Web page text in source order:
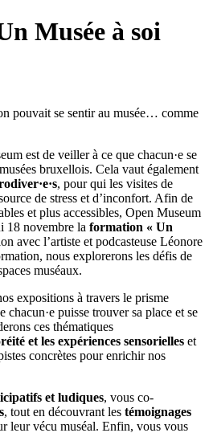
Musée à soi
pouvait se sentir au musée… comme
est de veiller à ce que chacun·e se
bruxellois. Cela vaut également
, pour qui les visites de
de stress et d’inconfort. Afin de
et plus accessibles, Open Museum
18 novembre la formation « Un
avec l’artiste et podcasteuse Léonore
nous explorerons les défis de
muséaux.
expositions à travers le prisme
chacun·e puisse trouver sa place et se
ces thématiques
et les expériences sensorielles et
concrètes pour enrichir nos
et ludiques, vous co-
, tout en découvrant les témoignages
leur vécu muséal. Enfin, vous vous